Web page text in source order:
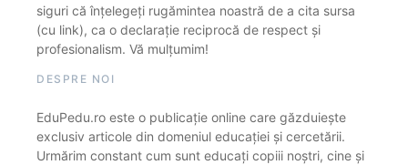
siguri că înțelegeți rugămintea noastră de a cita sursa
(cu link), ca o declarație reciprocă de respect și
profesionalism. Vă mulțumim!
DESPRE NOI
EduPedu.ro este o publicație online care găzduiește
exclusiv articole din domeniul educației și cercetării.
Urmărim constant cum sunt educați copiii noștri, cine și